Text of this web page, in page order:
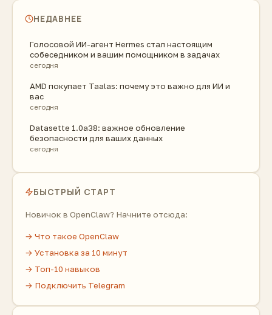
НЕДАВНЕЕ
Голосовой ИИ-агент Hermes стал настоящим
собеседником и вашим помощником в задачах
сегодня
AMD покупает Taalas: почему это важно для ИИ и
вас
сегодня
Datasette 1.0a38: важное обновление
безопасности для ваших данных
сегодня
БЫСТРЫЙ СТАРТ
Новичок в OpenClaw? Начните отсюда:
→ Что такое OpenClaw
→ Установка за 10 минут
→ Топ-10 навыков
→ Подключить Telegram